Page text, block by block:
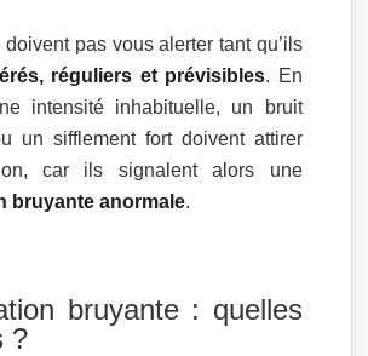
pas vous alerter tant qu’ils
réguliers et prévisibles. En
intensité inhabituelle, un bruit
un sifflement fort doivent attirer
car ils signalent alors une
bruyante anormale.
bruyante : quelles
?